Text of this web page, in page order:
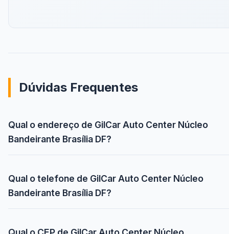
Dúvidas Frequentes
Qual o endereço de GilCar Auto Center Núcleo
Bandeirante Brasília DF?
Qual o telefone de GilCar Auto Center Núcleo
Bandeirante Brasília DF?